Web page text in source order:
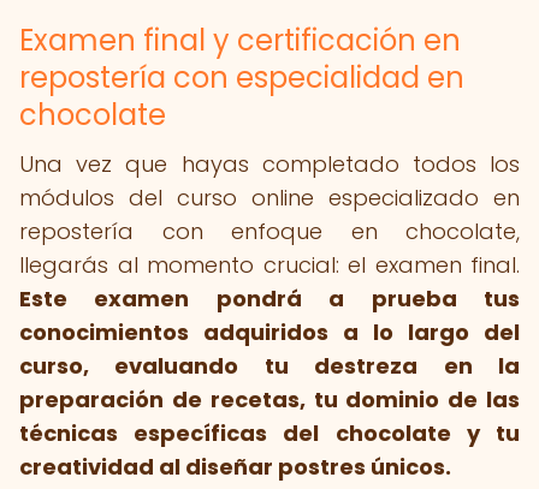
Examen final y certificación en
repostería con especialidad en
chocolate
Una vez que hayas completado todos los
módulos del curso online especializado en
repostería con enfoque en chocolate,
llegarás al momento crucial: el examen final.
Este examen pondrá a prueba tus
conocimientos adquiridos a lo largo del
curso, evaluando tu destreza en la
preparación de recetas, tu dominio de las
técnicas específicas del chocolate y tu
creatividad al diseñar postres únicos.